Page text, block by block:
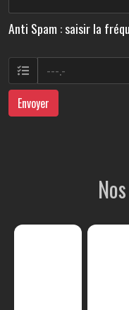
Anti Spam : saisir la
Envoyer